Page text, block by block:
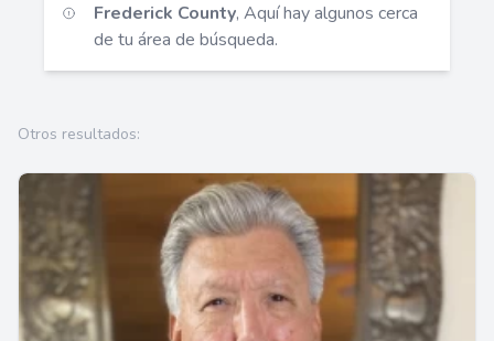
Frederick County, Aquí hay algunos cerca
de tu área de búsqueda.
Otros resultados: